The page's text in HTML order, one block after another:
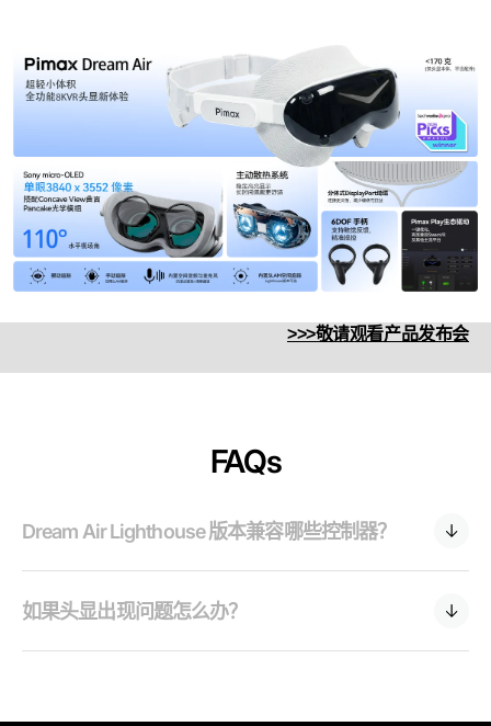
>>>敬请观看产品发布会
FAQs
Dream Air Lighthouse 版本兼容哪些控制器？
如果头显出现问题怎么办？